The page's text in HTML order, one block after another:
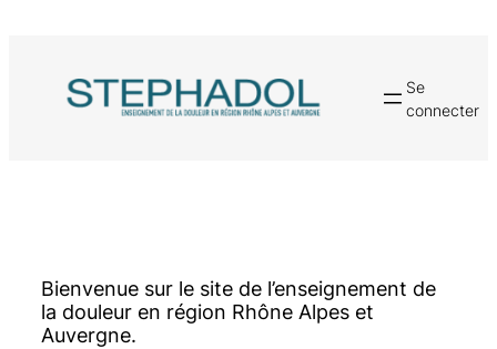
Se
connecter
Bienvenue sur le site de l’enseignement de
la douleur en région Rhône Alpes et
Auvergne.